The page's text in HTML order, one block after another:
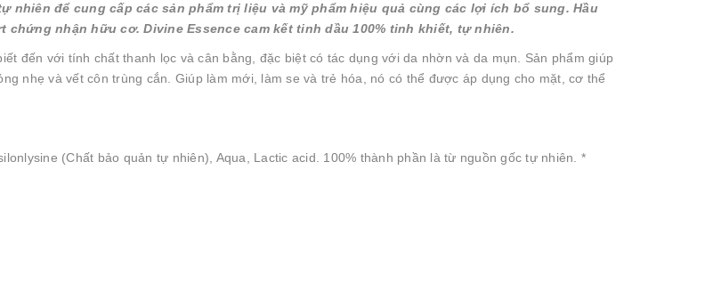
nhiên để cung cấp các sản phẩm trị liệu và mỹ phẩm hiệu quả cùng các lợi ích bổ sung. Hầu
chứng nhận hữu cơ. Divine Essence cam kết tinh dầu 100% tinh khiết, tự nhiên.
đến với tính chất thanh lọc và cân bằng, đặc biệt có tác dụng với da nhờn và da mụn. Sản phẩm giúp
nhẹ và vết côn trùng cắn. Giúp làm mới, làm se và trẻ hóa, nó có thể được áp dụng cho mặt, cơ thể
(Chất bảo quản tự nhiên), Aqua, Lactic acid. 100% thành phần là từ nguồn gốc tự nhiên. *